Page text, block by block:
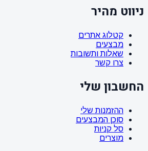
ניווט מהיר
קטלוג אתרים
מבצעים
שאלות ותשובות
צרו קשר
החשבון שלי
ההזמנות שלי
סוכן המבצעים
סל קניות
מוצרים